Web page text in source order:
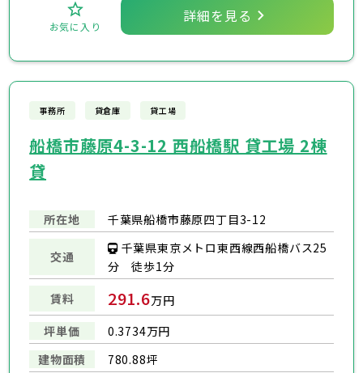
お気に入り
詳細を見る
事務所 貸倉庫 貸工場
船橋市藤原4-3-12 西船橋駅 貸工場 2棟
貸
所在地 千葉県船橋市藤原四丁目3-12
交通
千葉県東京メトロ東西線西船橋バス25
分 徒歩1分
賃料
291.6万円
坪単価
0.3734万円
建物面積
780.88坪